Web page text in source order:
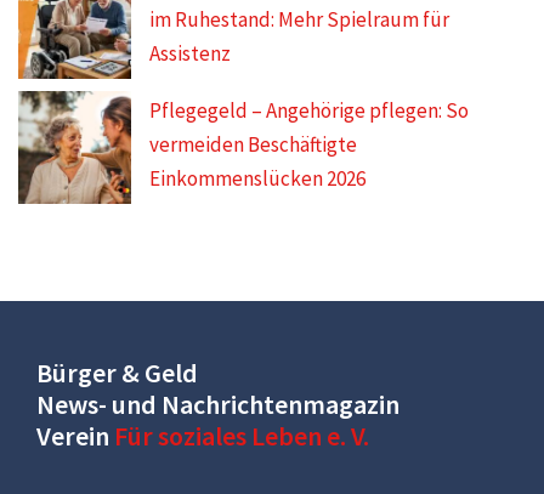
im Ruhestand: Mehr Spielraum für
Assistenz
Pflegegeld – Angehörige pflegen: So
vermeiden Beschäftigte
Einkommenslücken 2026
Bürger & Geld
News- und Nachrichtenmagazin
Verein Für soziales Leben e. V.